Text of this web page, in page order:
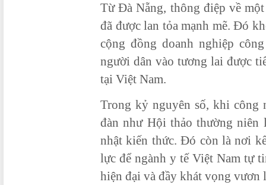
Từ Đà Nẵng, thông điệp về
đã được lan tỏa mạnh mẽ. Đó
cộng đồng doanh nghiệp
người dân vào tương lai được
tại Việt Nam.
Trong kỷ nguyên số, khi công
đàn như Hội thảo thường
nhật kiến thức. Đó còn là nơi
lực để ngành y tế Việt Nam tự
hiện đại và đầy khát vọng vươn